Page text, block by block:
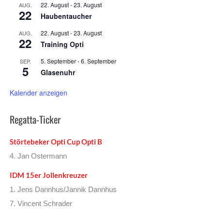
AUG.
22
22. August-23. August
Haubentaucher
AUG.
22
22. August-23. August
Training Opti
SEP.
5
5. September-6. September
Glasenuhr
Kalender anzeigen
Regatta-Ticker
Störtebeker Opti Cup Opti B
4. Jan Ostermann
IDM 15er Jollenkreuzer
1. Jens Dannhus/Jannik Dannhus
7. Vincent Schrader